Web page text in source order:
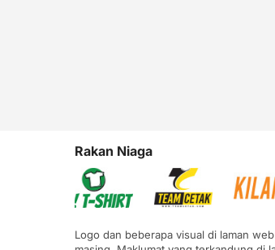
Rakan Niaga
Logo dan beberapa visual di laman